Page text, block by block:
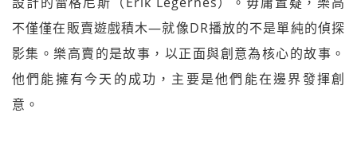
不僅僅在販賣遊戲積木—就像DR播放的不是單純的偵探
影集。樂高賣的是故事，以正面與創意為核心的故事。
他們能擁有今天的成功，主要是他們能在邊界發揮創
意。